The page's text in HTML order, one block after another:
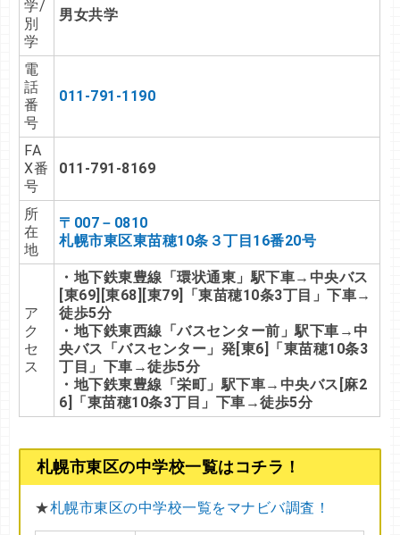
学/
別
学
男女共学
電
話
番
号
011-791-1190
FA
X番
号
011-791-8169
所
在
地
〒 007－0810
札幌市東区東苗穂10条３丁目16番20号
ア
ク
セ
ス
・地下鉄東豊線「環状通東」駅下車→中央バス
[東69][東68][東79]「東苗穂10条3丁目」下車→
徒歩5分
・地下鉄東西線「バスセンター前」駅下車→中
央バス「バスセンター」発[東6]「東苗穂10条3
丁目」下車→徒歩5分
・地下鉄東豊線「栄町」駅下車→中央バス[麻2
6]「東苗穂10条3丁目」下車→徒歩5分
札幌市東区の中学校一覧はコチラ！
★札幌市東区の中学校一覧をマナビバ調査！